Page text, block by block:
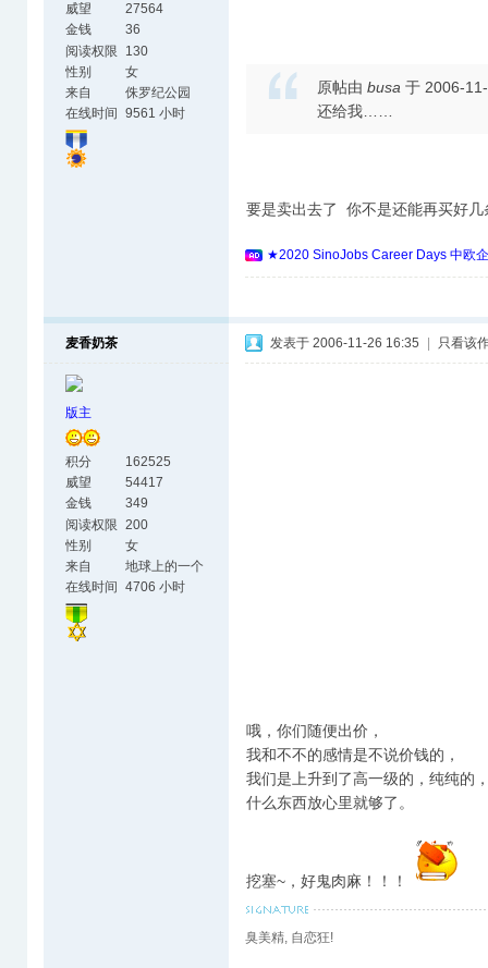
威望
27564
金钱
36
阅读权限
130
性别
女
来自
侏罗纪公园
在线时间
9561 小时
原帖由 busa 于 2006-
还给我……
要是卖出去了 你不是还能再买好
★2020 SinoJobs Career Days 中欧
麦香奶茶
版主
积分
162525
威望
54417
金钱
349
阅读权限 200
性别
女
来自
地球上的一个
美丽角落
在线时间 4706 小时
发表于 2006-11-26 16:35 只看该
哦，你们随便出价，
我和不不的感情是不说价钱的，
我们是上升到了高一级的，纯纯的
什么东西放心里就够了。
挖塞~，好鬼肉麻！！！
臭美精, 自恋狂!